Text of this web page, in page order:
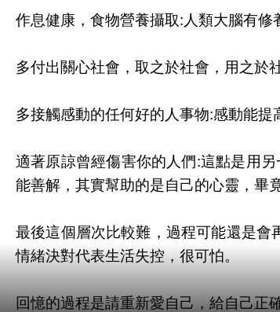
作息健康，食物營養攝取:人類大腦有修
多付出關心社會，取之於社會，用之於
多接觸感動的任何好的人事物:感動能提
適著原諒曾經傷害你的人們:這點是用
能善解，其實幫助的是自己的心靈，畢
最後這個層次比較難，過程可能還是
情緒決對代表生活失控，很可怕。
回憶的過程是請重新愛自己，給自己正